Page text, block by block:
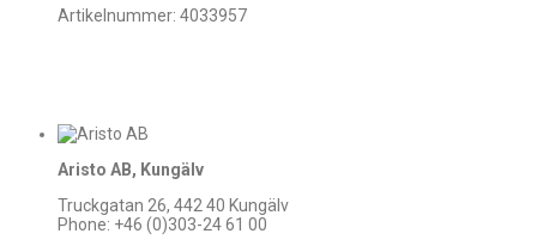
Artikelnummer: 4033957
Aristo AB, Kungälv
Truckgatan 26, 442 40 Kungälv
Phone: +46 (0)303-24 61 00